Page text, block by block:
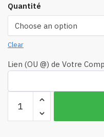
Quantité
Clear
Lien (OU @) de Votre
Followers
Twitter
Français